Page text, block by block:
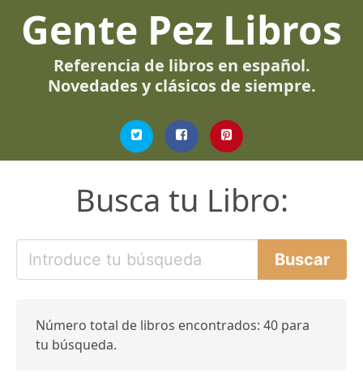
Gente Pez Libros
Referencia de libros en español.
Novedades y clásicos de siempre.
Busca tu Libro:
Número total de libros encontrados: 40 para
tu búsqueda.